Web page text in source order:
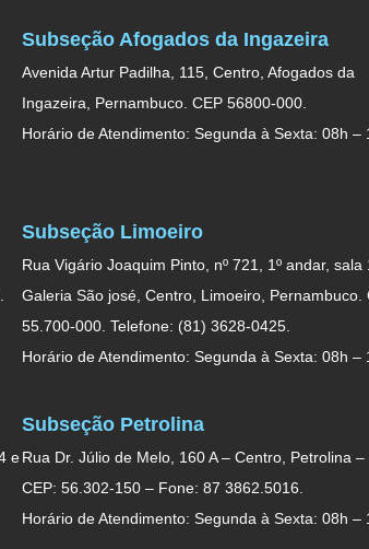
Subseção Afogados da Ingazeira
Avenida Artur Padilha, 115, Centro, Afogados da
Ingazeira, Pernambuco. CEP 56800-000.
Horário de Atendimento: Segunda à Sexta: 08h –
Subseção Limoeiro
Rua Vigário Joaquim Pinto, nº 721, 1º andar, sala
Galeria São josé, Centro, Limoeiro, Pernambuco.
55.700-000. Telefone: (81) 3628-0425.
Horário de Atendimento: Segunda à Sexta: 08h –
e
Subseção Petrolina
Rua Dr. Júlio de Melo, 160 A – Centro, Petrolina –
CEP: 56.302-150 – Fone: 87 3862.5016.
Horário de Atendimento: Segunda à Sexta: 08h –